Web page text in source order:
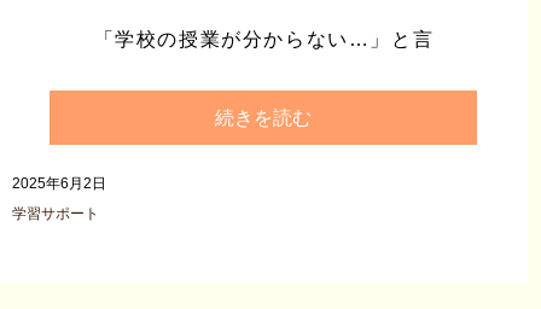
「学校の授業が分からない…」と言
続きを読む
2025年6月2日
学習サポート